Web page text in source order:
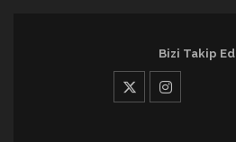
Bizi Takip